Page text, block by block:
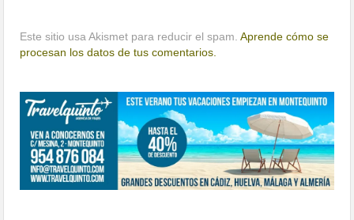
Este sitio usa Akismet para reducir el spam.Aprende cómo se
procesan los datos de tus comentarios.